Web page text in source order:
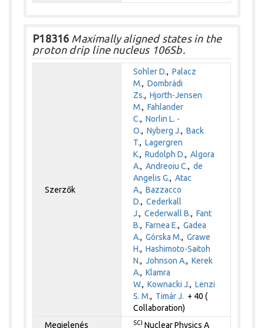
P18316 Maximally aligned states in the
proton drip line nucleus 106Sb.
Szerzők
Sohler D.,Palacz
M.,Dombrádi
Zs.,Hjorth-Jensen
M.,Fahlander
C.,Norlin L. -
O.,Nyberg J.,Back
T.,Lagergren
K.,Rudolph D.,Algora
A.,Andreoiu C.,de
Angelis G.,Atac
A.,Bazzacco
D.,Cederkall
J.,Cederwall B.,Fant
B.,Farnea E.,Gadea
A.,Górska M.,Grawe
H.,Hashimoto-Saitoh
N.,Johnson A.,Kerek
A.,Klamra
W.,Kownacki J.,Lenzi
S. M., Timár J. + 40 (
Collaboration)
Megjelenés
SCI Nuclear Physics A